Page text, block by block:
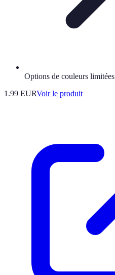
Options de couleurs limitées
1.99 EURVoir le produit